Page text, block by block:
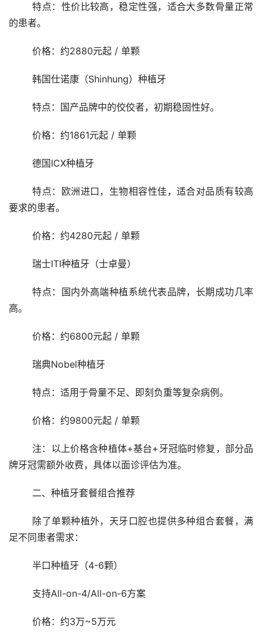
	特点：性价比较高，稳定性强，适合大多数骨量正常
的患者。
	价格：约2880元起 / 单颗
	韩国仕诺康（Shinhung）种植牙
	特点：国产品牌中的佼佼者，初期稳固性好。
	价格：约1861元起 / 单颗
	德国ICX种植牙
	特点：欧洲进口，生物相容性佳，适合对品质有较高
要求的患者。
	价格：约4280元起 / 单颗
	瑞士ITI种植牙（士卓曼）
	特点：国内外高端种植系统代表品牌，长期成功几率
高。
	价格：约6800元起 / 单颗
	瑞典Nobel种植牙
	特点：适用于骨量不足、即刻负重等复杂病例。
	价格：约9800元起 / 单颗
牌牙冠需额外收费，具体以面诊评估为准。
	二、种植牙套餐组合推荐
足不同患者需求：
	半口种植牙（4-6颗）
	支持All-on-4/All-on-6方案
	价格：约3万~5万元